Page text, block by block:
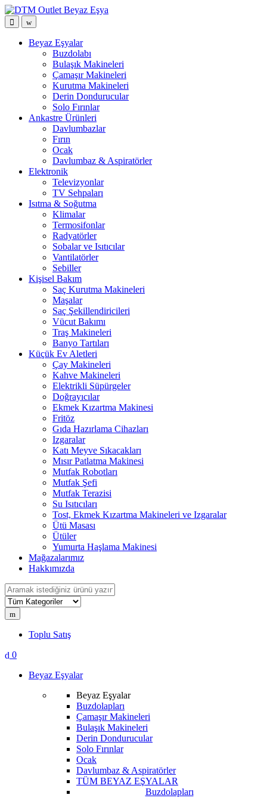
OpenClose
Beyaz Eşyalar
Buzdolabı
Bulaşık Makineleri
Çamaşır Makineleri
Kurutma Makineleri
Derin Dondurucular
Solo Fırınlar
Ankastre Ürünleri
Davlumbazlar
Fırın
Ocak
Davlumbaz & Aspiratörler
Elektronik
Televizyonlar
TV Sehpaları
Isıtma & Soğutma
Klimalar
Termosifonlar
Radyatörler
Sobalar ve Isıtıcılar
Vantilatörler
Sebiller
Kişisel Bakım
Saç Kurutma Makineleri
Maşalar
Saç Şekillendiricileri
Vücut Bakımı
Traş Makineleri
Banyo Tartıları
Küçük Ev Aletleri
Çay Makineleri
Kahve Makineleri
Elektrikli Süpürgeler
Doğrayıcılar
Ekmek Kızartma Makinesi
Fritöz
Gıda Hazırlama Cihazları
Izgaralar
Katı Meyve Sıkacakları
Mısır Patlatma Makinesi
Mutfak Robotları
Mutfak Şefi
Mutfak Terazisi
Su Isıtıcıları
Tost, Ekmek Kızartma Makineleri ve Izgaralar
Ütü Masası
Ütüler
Yumurta Haşlama Makinesi
Mağazalarımız
Hakkımızda
Search
for:
Toplu Satış
0
Beyaz Eşyalar
Beyaz Eşyalar
Buzdolapları
Çamaşır Makineleri
Bulaşık Makineleri
Derin Dondurucular
Solo Fırınlar
Ocak
Davlumbaz & Aspiratörler
TÜM BEYAZ EŞYALAR
Buzdolapları